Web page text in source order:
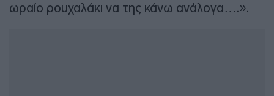
ωραίο ρουχαλάκι να της κάνω ανάλογα….».